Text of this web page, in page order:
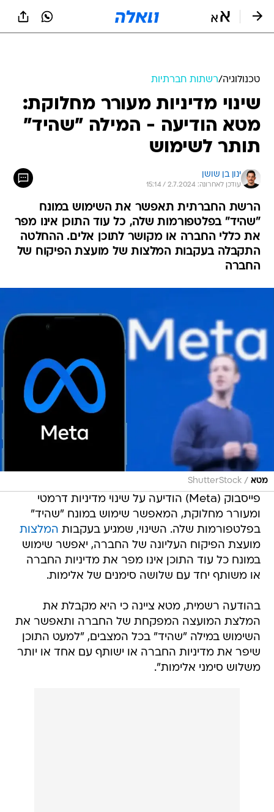
טכנולוגיה/רשתות חברתיות
שינוי מדיניות מעורר מחלוקת:
מטא הודיעה - המילה "שהיד"
תותר לשימוש
ינון בן שושן
עודכן לאחרונה: 2.7.2024 / 15:14
הרשת החברתית תאפשר את השימוש במונח
"שהיד" בפלטפורמות שלה, כל עוד התוכן אינו מפר
את כללי החברה או מקושר לתוכן אלים. ההחלטה
התקבלה בעקבות המלצות של מועצת הפיקוח של
החברה
מטא /
ShutterStock
פייסבוק (Meta) הודיעה על שינוי מדיניות דרמטי
ומעורר מחלוקת, המאפשר שימוש במונח "שהיד"
בפלטפורמות שלה. השינוי, שמגיע בעקבות המלצות
מועצת הפיקוח העליונה של החברה, יאפשר שימוש
במונח כל עוד התוכן אינו מפר את מדיניות החברה
או משותף יחד עם שלושה סימנים של אלימות.
בהודעה רשמית, מטא ציינה כי היא מקבלת את
המלצת המועצה המפקחת של החברה ותאפשר את
השימוש במילה "שהיד" בכל המצבים, "למעט התוכן
שיפר את מדיניות החברה או ישותף עם אחד או יותר
משלוש סימני אלימות".